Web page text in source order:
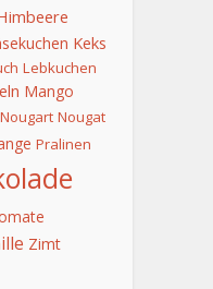
Keks
Lebkuchen
Mango
Nougart Nougat
Pralinen
Zimt